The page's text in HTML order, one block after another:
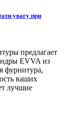
увагу при
предлагает
EVVA из
фурнитура,
ваших
лучшие